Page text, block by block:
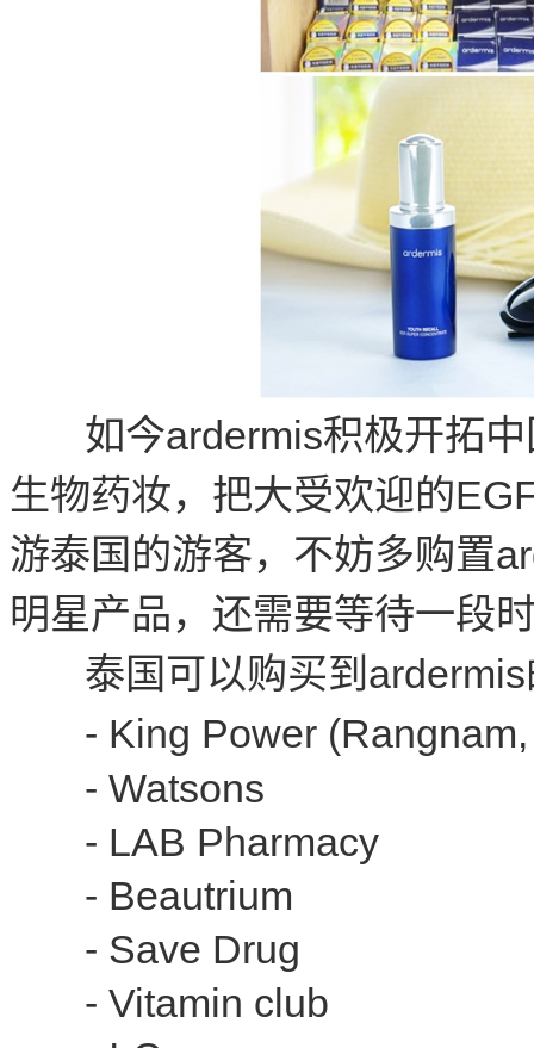
如今ardermis积极开拓中
生物药妆，把大受欢迎的
游泰国的游客，不妨多购置
明星产品，还需要等待一段
泰国可以购买到ardermis
- King Power (Rangnam,
- Watsons
- LAB Pharmacy
- Beautrium
- Save Drug
- Vitamin club